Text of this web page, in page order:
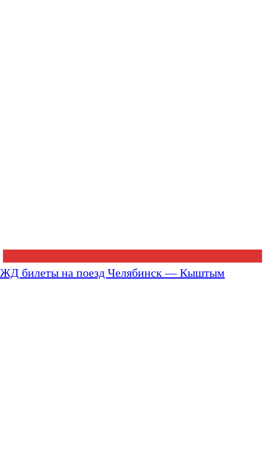
ЖД билеты на поезд Челябинск — Кыштым